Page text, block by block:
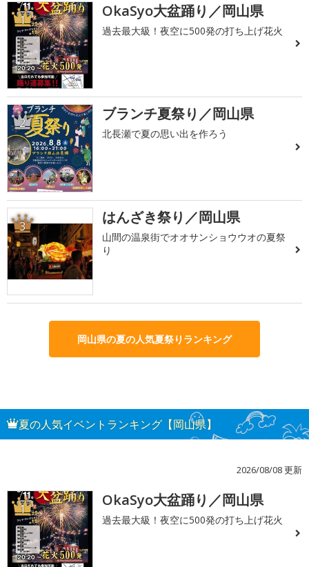
1 OkaSyo大盆踊り／岡山県
過去最大級！夜空に500発の打ち上げ花火
2 ブランチ夏祭り／岡山県
北長瀬で夏の思い出を作ろう
3 はんざき祭り／岡山県
山間の温泉街でオオサンショウウオの夏祭
り
岡山県の夏の人気夏祭りランキング
夏の人気イベントランキング【岡山県】
2026/08/08 更新
1 OkaSyo大盆踊り／岡山県
過去最大級！夜空に500発の打ち上げ花火